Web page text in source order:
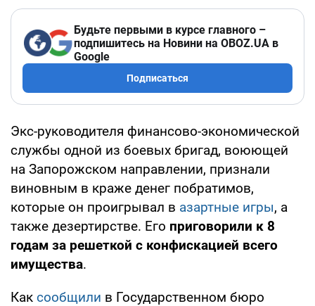
Будьте первыми в курсе главного –
подпишитесь на Новини на OBOZ.UA в
Google
Подписаться
Экс-руководителя финансово-экономической
службы одной из боевых бригад, воюющей
на Запорожском направлении, признали
виновным в краже денег побратимов,
которые он проигрывал в азартные игры, а
также дезертирстве. Его приговорили к 8
годам за решеткой с конфискацией всего
имущества.
Как сообщили в Государственном бюро